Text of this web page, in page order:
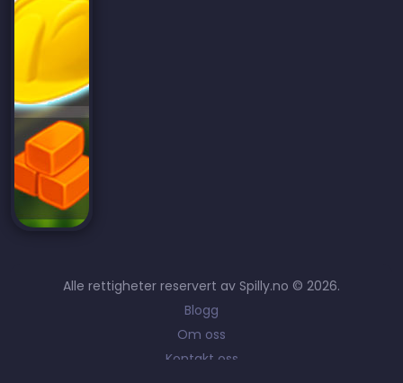
Alle rettigheter reservert av Spilly.no © 2026.
Blogg
Om oss
Kontakt oss